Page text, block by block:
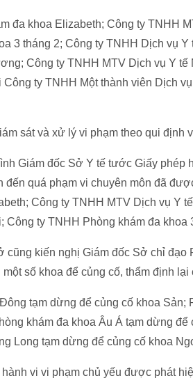
đa khoa Elizabeth; Công ty TNHH
3 tháng 2; Công ty TNHH Dịch vụ
Công ty TNHH MTV Dịch vụ Y tế
ty TNHH Một thành viên Dịch
sát và xử lý vi phạm theo qui định
Giám đốc Sở Y tế tước Giấy phép
đến quá phạm vi chuyên môn đã
Công ty TNHH MTV Dịch vụ Y
Công ty TNHH Phòng khám đa khoa
cũng kiến nghị Giám đốc Sở chỉ
số khoa để củng cố, thẩm định
tạm dừng để củng cố khoa Sản;
khám đa khoa Âu Á tạm dừng
Long tạm dừng để củng cố khoa
vi vi phạm chủ yếu được phát